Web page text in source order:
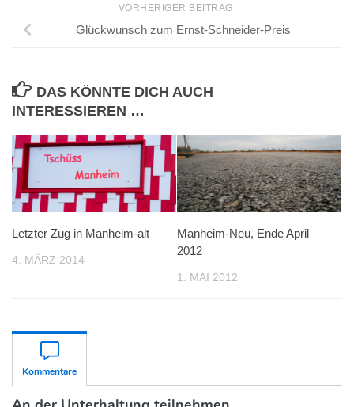
VORHERIGER BEITRAG
Glückwunsch zum Ernst-Schneider-Preis
DAS KÖNNTE DICH AUCH
INTERESSIEREN …
Letzter Zug in Manheim-alt
4. MÄRZ 2014
Manheim-Neu, Ende April
2012
1. MAI 2012